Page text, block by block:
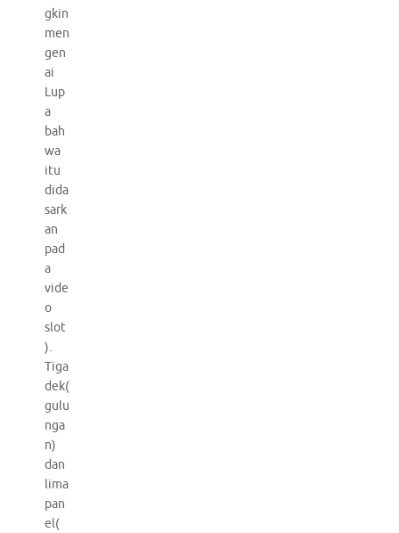
gkin
men
gen
ai
Lup
a
bah
wa
itu
dida
sark
an
pad
a
vide
o
slot
).
Tiga
dek(
gulu
nga
n)
dan
lima
pan
el(